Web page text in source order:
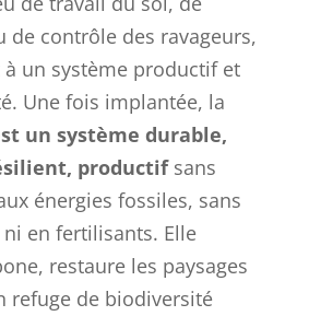
de contrôle des ravageurs,
un système productif et
Une fois implantée, la
un système durable,
productifsans
énergies fossiles, sans
en fertilisants. Elle
restaure les paysages
refuge de biodiversité